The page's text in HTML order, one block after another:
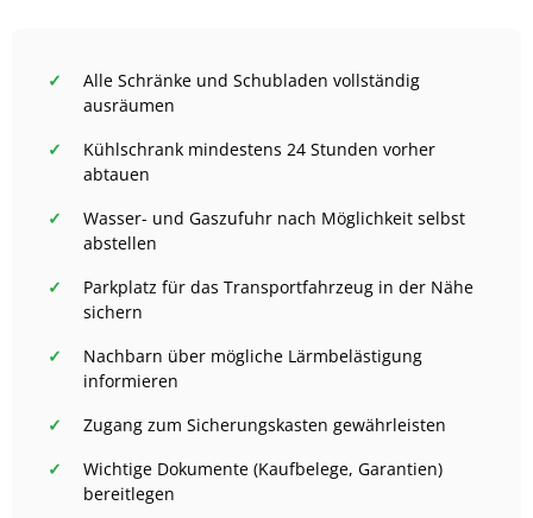
Alle Schränke und Schubladen vollständig
ausräumen
Kühlschrank mindestens 24 Stunden vorher
abtauen
Wasser- und Gaszufuhr nach Möglichkeit selbst
abstellen
Parkplatz für das Transportfahrzeug in der Nähe
sichern
Nachbarn über mögliche Lärmbelästigung
informieren
Zugang zum Sicherungskasten gewährleisten
Wichtige Dokumente (Kaufbelege, Garantien)
bereitlegen